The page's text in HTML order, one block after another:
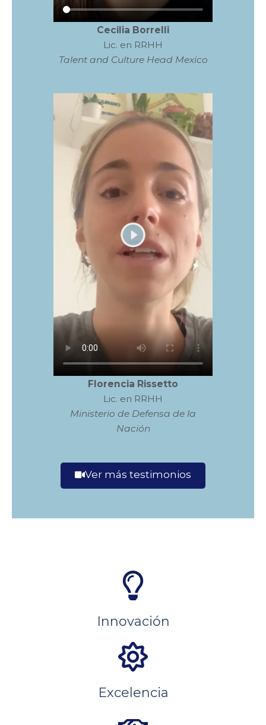
Ver más testimonios
Cecilia Borrelli
Lic. en RRHH
Talent and Culture Head Mexico
Florencia Rissetto
Lic. en RRHH
Ministerio de Defensa de la
Nación
Innovación
Excelencia